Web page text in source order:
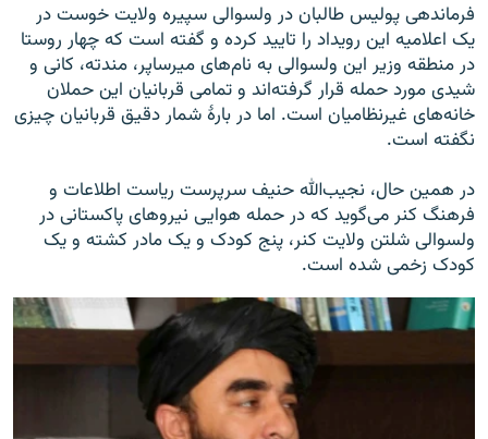
فرماندهی پولیس طالبان در ولسوالی سپیره ولایت خوست در
یک اعلامیه‌ این رویداد را تایید کرده و گفته است که چهار روستا
در منطقه وزیر این ولسوالی به نام‌های میرساپر، مندته، کانی و
شیدی مورد حمله قرار گرفته‌اند و تمامی قربانیان این حملان
خانه‌های غیرنظامیان است. اما در بارۀ شمار دقیق قربانیان چیزی
نگفته است.
در همین حال، نجیب‌الله حنیف سرپرست ریاست اطلاعات و
فرهنگ کنر می‌گوید که در حمله هوایی نیروهای پاکستانی در
ولسوالی شلتن ولایت کنر، پنج کودک و یک مادر کشته و یک
کودک زخمی شده است.